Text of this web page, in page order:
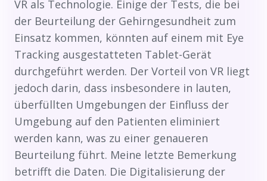
VR als Technologie. Einige der Tests, die bei
der Beurteilung der Gehirngesundheit zum
Einsatz kommen, könnten auf einem mit Eye
Tracking ausgestatteten Tablet-Gerät
durchgeführt werden. Der Vorteil von VR liegt
jedoch darin, dass insbesondere in lauten,
überfüllten Umgebungen der Einfluss der
Umgebung auf den Patienten eliminiert
werden kann, was zu einer genaueren
Beurteilung führt. Meine letzte Bemerkung
betrifft die Daten. Die Digitalisierung der